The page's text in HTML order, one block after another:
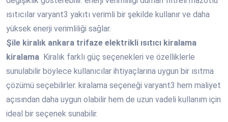
ısıtıcılar varyant3 yakıtı verimli bir şekilde kullanır ve daha
yüksek enerji verimliliği sağlar.
Şile kiralık ankara trifaze elektrikli ısıtıcı kiralama
kiralama Kiralık farklı güç seçenekleri ve özelliklerle
sunulabilir böylece kullanıcılar ihtiyaçlarına uygun bir ısıtma
çözümü seçebilirler. kiralama seçeneği varyant3 hem maliyet
açısından daha uygun olabilir hem de uzun vadeli kullanım için
ideal bir seçenek sunabilir.